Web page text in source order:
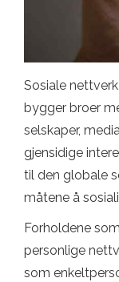
Sosiale
bygger broer
selskaper,
gjensidige
til den globale
måtene å
Forholdene
personlige
som